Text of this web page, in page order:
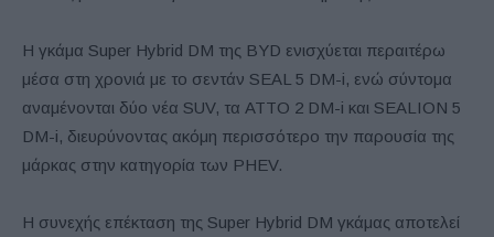
Η γκάμα Super Hybrid DM της BYD ενισχύεται περαιτέρω
μέσα στη χρονιά με το σεντάν SEAL 5 DM-i, ενώ σύντομα
αναμένονται δύο νέα SUV, τα ATTO 2 DM-i και SEALION 5
DM-i, διευρύνοντας ακόμη περισσότερο την παρουσία της
μάρκας στην κατηγορία των PHEV.
Η συνεχής επέκταση της Super Hybrid DM γκάμας αποτελεί